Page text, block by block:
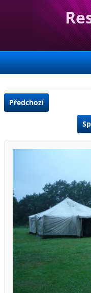
Předchozí